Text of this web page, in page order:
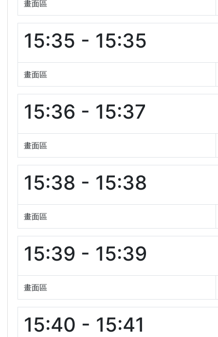
畫面區
15:35 - 15:35
畫面區
15:36 - 15:37
畫面區
15:38 - 15:38
畫面區
15:39 - 15:39
畫面區
15:40 - 15:41